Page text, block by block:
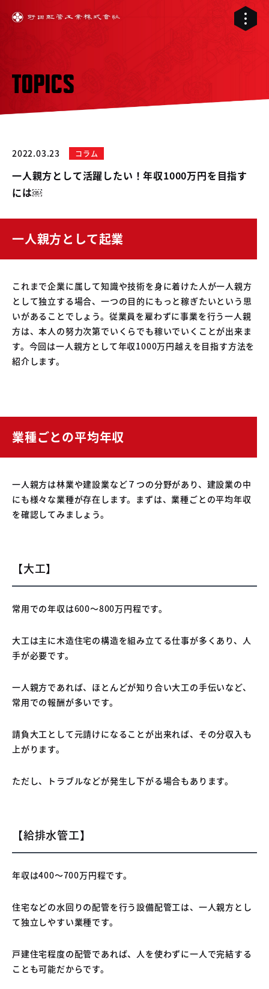
01
04 中古車買取販売テンペスト
05 NOJ岡山店
TOPICS
2022.03.23 コラム
一人親方として活躍したい！年収1000万円を目指す
には￼
一人親方として起業
これまで企業に属して知識や技術を身に着けた人が一人親方
として独立する場合、一つの目的にもっと稼ぎたいという思
いがあることでしょう。従業員を雇わずに事業を行う一人親
方は、本人の努力次第でいくらでも稼いでいくことが出来ま
す。今回は一人親方として年収1000万円越えを目指す方法を
紹介します。
業種ごとの平均年収
一人親方は林業や建設業など７つの分野があり、建設業の中
にも様々な業種が存在します。まずは、業種ごとの平均年収
を確認してみましょう。
【大工】
常用での年収は600〜800万円程です。
大工は主に木造住宅の構造を組み立てる仕事が多くあり、人
手が必要です。
一人親方であれば、ほとんどが知り合い大工の手伝いなど、
常用での報酬が多いです。
請負大工として元請けになることが出来れば、その分収入も
上がります。
ただし、トラブルなどが発生し下がる場合もあります。
【給排水管工】
年収は400〜700万円程です。
住宅などの水回りの配管を行う設備配管工は、一人親方とし
て独立しやすい業種です。
戸建住宅程度の配管であれば、人を使わずに一人で完結する
ことも可能だからです。